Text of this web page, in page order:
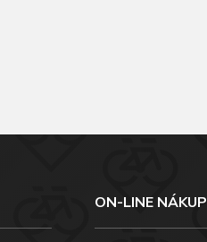
ON-LINE NÁKUP